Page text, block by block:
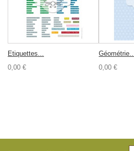
Etiquettes...
0,00 €
0,00 €